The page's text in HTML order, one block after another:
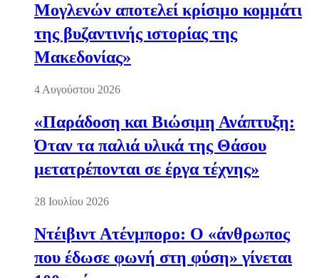
Μογλενών αποτελεί κρίσιμο κομμάτι
της βυζαντινής ιστορίας της
Μακεδονίας»
4 Αυγούστου 2026
«Παράδοση και Βιώσιμη Ανάπτυξη:
Όταν τα παλιά υλικά της Θάσου
μετατρέπονται σε έργα τέχνης»
28 Ιουλίου 2026
Ντέιβιντ Ατένμπορο: Ο «άνθρωπος
που έδωσε φωνή στη φύση» γίνεται